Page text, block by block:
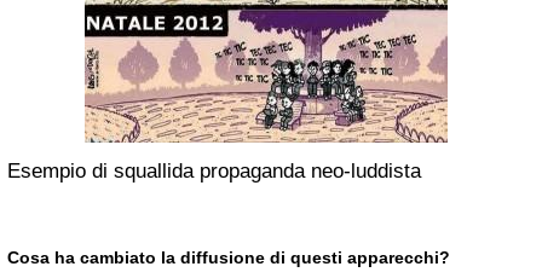
Esempio di squallida propaganda neo-luddista
Cosa ha cambiato la diffusione di questi apparecchi?